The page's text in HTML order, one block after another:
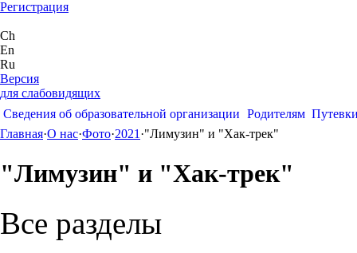
Регистрация
Ch
En
Ru
Версия
для слабовидящих
Сведения об образовательной организации Родителям
Главная·О нас·Фото·2021 ·"Лимузин" и "Хак-трек"
"Лимузин" и "Хак-трек"
Все разделы